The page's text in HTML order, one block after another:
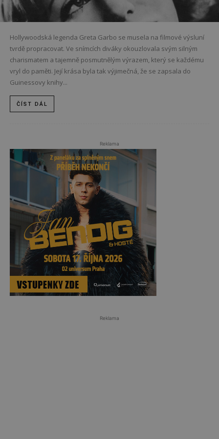
Hollywoodská legenda Greta Garbo se musela na filmové výsluní
tvrdě propracovat. Ve snímcích diváky okouzlovala svým silným
charismatem a tajemně posmutnělým výrazem, který se každému
vryl do paměti. Její krása byla tak výjimečná, že se zapsala do
Guinessovy knihy...
ČÍST DÁL
Reklama
Reklama